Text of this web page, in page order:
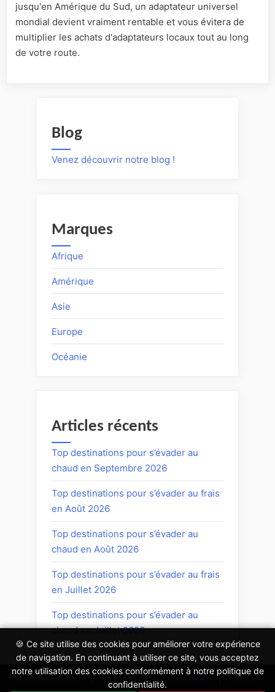
jusqu'en Amérique du Sud, un adaptateur universel
mondial devient vraiment rentable et vous évitera de
multiplier les achats d'adaptateurs locaux tout au long
de votre route.
Blog
Venez découvrir notre blog !
Marques
Afrique
Amérique
Asie
Europe
Océanie
Articles récents
Top destinations pour s’évader au
chaud en Septembre 2026
Top destinations pour s’évader au frais
en Août 2026
Top destinations pour s’évader au
chaud en Août 2026
Top destinations pour s’évader au frais
en Juillet 2026
Top destinations pour s’évader au
chaud en Juillet 2026
Politique de confidentialité
🍪 Ce site utilise des cookies pour améliorer votre expérience
de navigation. En continuant à utiliser ce site, vous acceptez
notre utilisation des cookies conformément à notre politique de
confidentialité.